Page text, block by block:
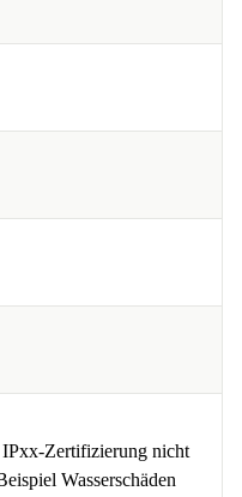
IPxx-Zertifizierung nicht
Wasserschäden